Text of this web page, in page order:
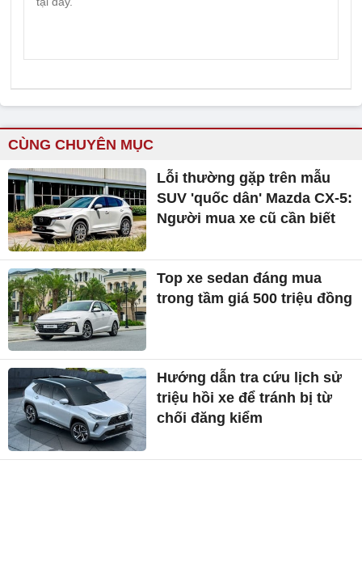
CÙNG CHUYÊN MỤC
Lỗi thường gặp trên mẫu
SUV 'quốc dân' Mazda CX-5:
Người mua xe cũ cần biết
Top xe sedan đáng mua
trong tầm giá 500 triệu đồng
Hướng dẫn tra cứu lịch sử
triệu hồi xe để tránh bị từ
chối đăng kiểm